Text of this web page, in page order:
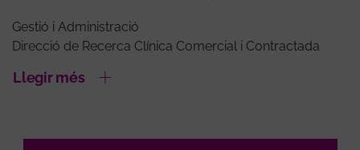
Gestió i Administració
Direcció de Recerca Clínica Comercial i Contractada
Llegir més